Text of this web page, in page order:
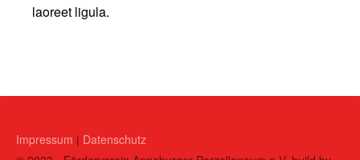
laoreet ligula.
Impressum | Datenschutz